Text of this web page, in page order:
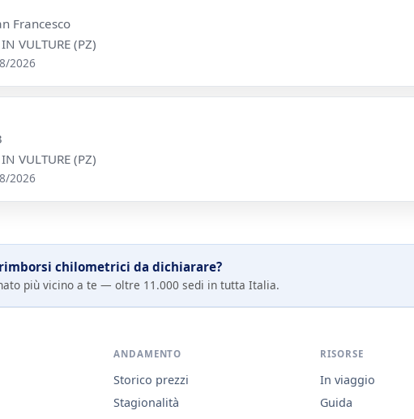
Francesco
VULTURE (PZ)
2026
VULTURE (PZ)
2026
chilometrici da dichiarare?
più vicino a te — oltre 11.000 sedi in tutta Italia.
ANDAMENTO
Storico prezzi
Stagionalità
RISORSE
In viaggio
Guida